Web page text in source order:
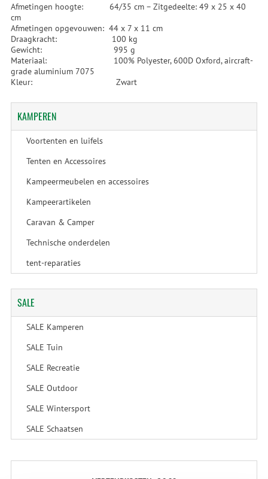
Afmetingen hoogte: 64/35 cm – Zitgedeelte: 49 x 25 x 40
cm
Afmetingen opgevouwen: 44 x 7 x 11 cm
Draagkracht: 100 kg
Gewicht: 995 g
Materiaal: 100% Polyester, 600D Oxford, aircraft-
grade aluminium 7075
Kleur: Zwart
KAMPEREN
Voortenten en luifels
Tenten en Accessoires
Kampeermeubelen en accessoires
Kampeerartikelen
Caravan & Camper
Technische onderdelen
tent-reparaties
SALE
SALE Kamperen
SALE Tuin
SALE Recreatie
SALE Outdoor
SALE Wintersport
SALE Schaatsen